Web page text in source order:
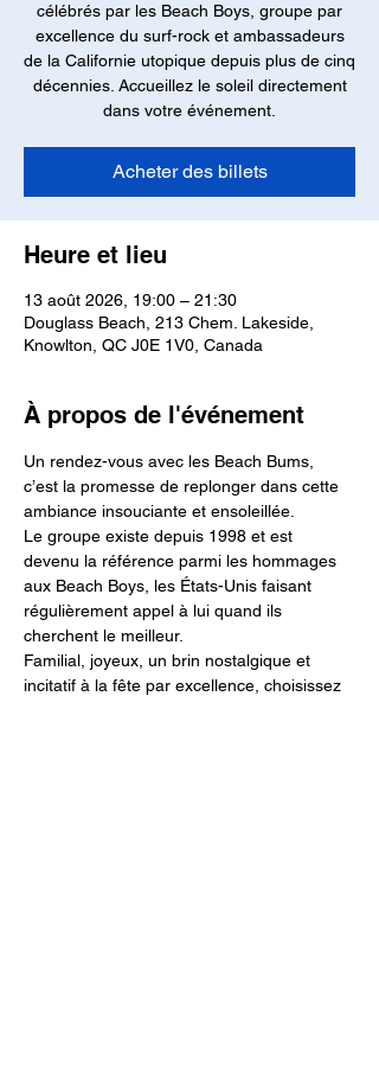
célébrés par les Beach Boys, groupe par
excellence du surf-rock et ambassadeurs
de la Californie utopique depuis plus de cinq
décennies. Accueillez le soleil directement
dans votre événement.
Acheter des billets
Heure et lieu
13 août 2026, 19:00 – 21:30
Douglass Beach, 213 Chem. Lakeside,
Knowlton, QC J0E 1V0, Canada
À propos de l'événement
Un rendez-vous avec les Beach Bums,
c’est la promesse de replonger dans cette
ambiance insouciante et ensoleillée.
Le groupe existe depuis 1998 et est
devenu la référence parmi les hommages
aux Beach Boys, les États-Unis faisant
régulièrement appel à lui quand ils
cherchent le meilleur.
Familial, joyeux, un brin nostalgique et
incitatif à la fête par excellence, choisissez